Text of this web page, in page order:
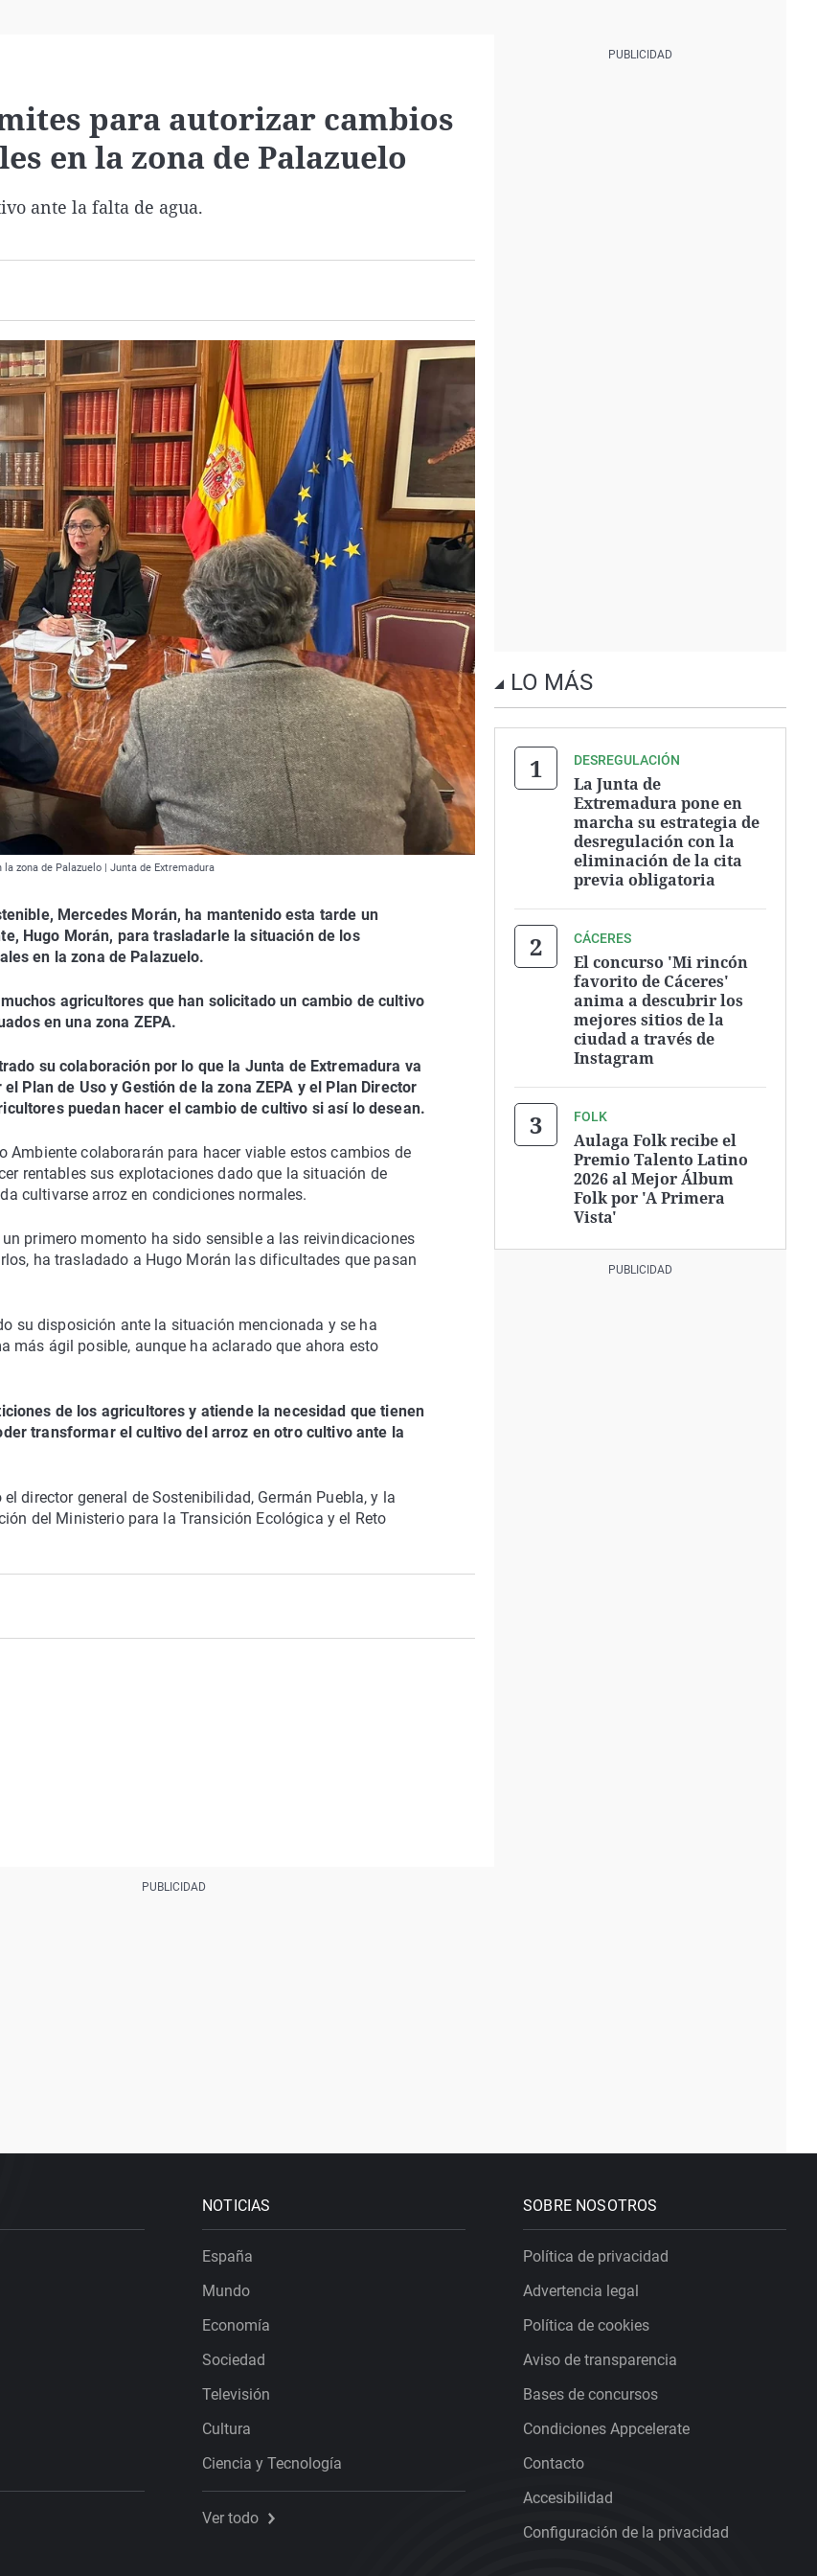
para autorizar cambios
en la zona de Palazuelo
ante la falta de agua.
zona de Palazuelo | Junta de Extremadura
Mercedes Morán, ha mantenido esta tarde un
Hugo Morán, para trasladarle la situación de los
en la zona de Palazuelo.
agricultores que han solicitado un cambio de cultivo
en una zona ZEPA.
su colaboración por lo que la Junta de Extremadura va
Plan de Uso y Gestión de la zona ZEPA y el Plan Director
puedan hacer el cambio de cultivo si así lo desean.
Ambiente colaborarán para hacer viable estos cambios de
rentables sus explotaciones dado que la situación de
cultivarse arroz en condiciones normales.
primero momento ha sido sensible a las reivindicaciones
ha trasladado a Hugo Morán las dificultades que pasan
su disposición ante la situación mencionada y se ha
ágil posible, aunque ha aclarado que ahora esto
de los agricultores y atiende la necesidad que tienen
transformar el cultivo del arroz en otro cultivo ante la
director general de Sostenibilidad, Germán Puebla, y la
del Ministerio para la Transición Ecológica y el Reto
LO MÁS
DESREGULACIÓN
La Junta de
Extremadura pone en
marcha su estrategia de
desregulación con la
eliminación de la cita
previa obligatoria
CÁCERES
El concurso 'Mi rincón
favorito de Cáceres'
anima a descubrir los
mejores sitios de la
ciudad a través de
Instagram
FOLK
Aulaga Folk recibe el
Premio Talento Latino
2026 al Mejor Álbum
Folk por 'A Primera
Vista'
NOTICIAS
España
Mundo
Economía
Sociedad
Televisión
Cultura
Ciencia y Tecnología
Ver todo
SOBRE NOSOTROS
Política de privacidad
Advertencia legal
Política de cookies
Aviso de transparencia
Bases de concursos
Condiciones Appcelerate
Contacto
Accesibilidad
Configuración de la privacidad